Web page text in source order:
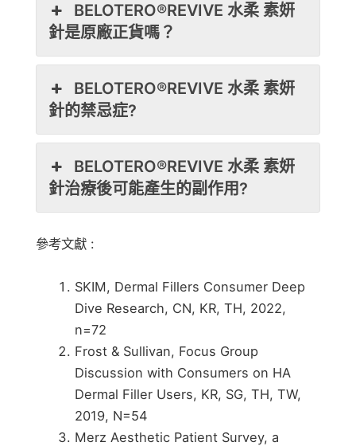
BELOTERO®REVIVE 水柔 素妍
針是原廠正貨嗎？
BELOTERO®REVIVE 水柔 素妍
針的禁忌症?
BELOTERO®REVIVE 水柔 素妍
針治療後可能產生的副作用?
參考文獻 :
SKIM, Dermal Fillers Consumer Deep
Dive Research, CN, KR, TH, 2022,
n=72
Frost & Sullivan, Focus Group
Discussion with Consumers on HA
Dermal Filler Users, KR, SG, TH, TW,
2019, N=54
Merz Aesthetic Patient Survey, a